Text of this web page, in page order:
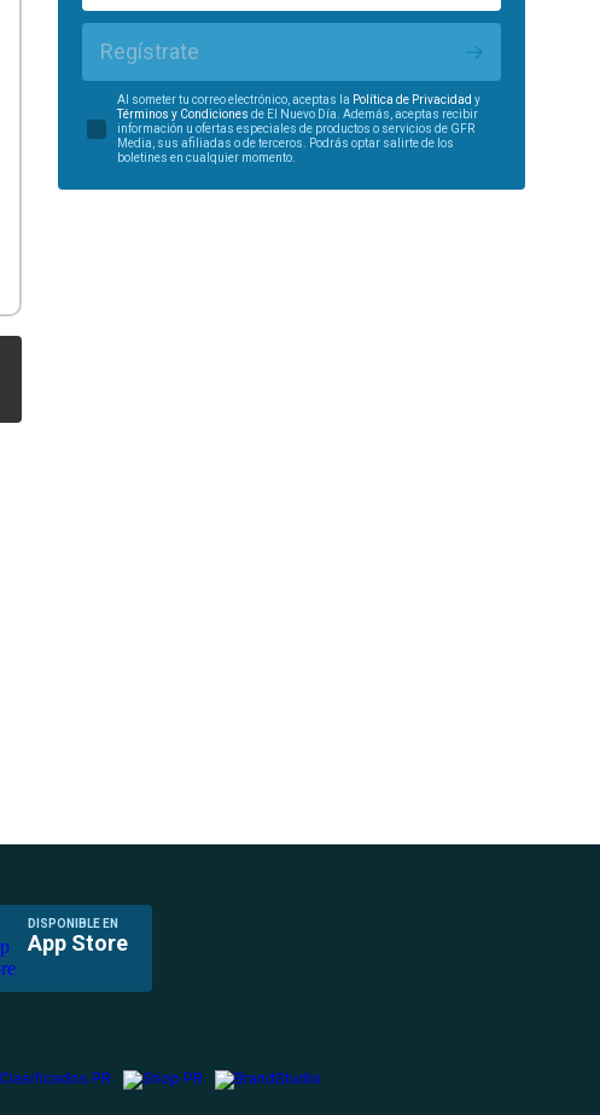
Regístrate
Al someter tu correo electrónico, aceptas la Política de Privacidad y
Términos y Condiciones de El Nuevo Día. Además, aceptas recibir
información u ofertas especiales de productos o servicios de GFR
Media, sus afiliadas o de terceros. Podrás optar salirte de los
boletines en cualquier momento.
DISPONIBLE EN
App Store